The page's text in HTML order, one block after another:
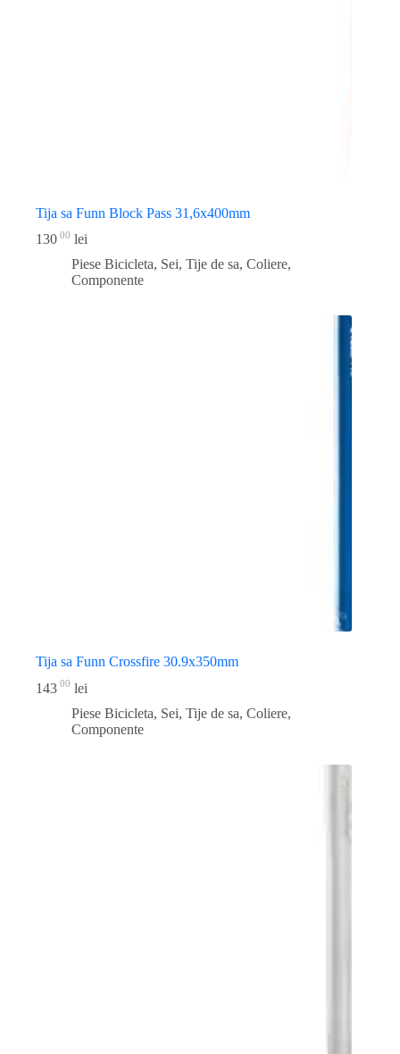
Tija sa Funn Block Pass 31,6x400mm
130 00 lei
Piese Bicicleta, Sei, Tije de sa, Coliere,
Componente
Tija sa Funn Crossfire 30.9x350mm
143 00 lei
Piese Bicicleta, Sei, Tije de sa, Coliere,
Componente